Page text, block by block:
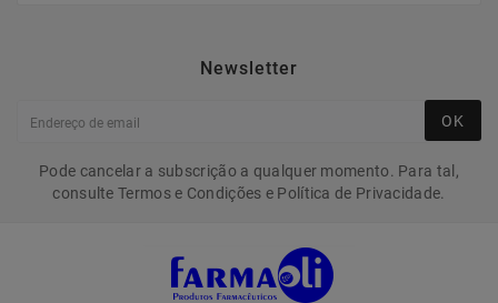
Newsletter
OK
Pode cancelar a subscrição a qualquer momento. Para tal,
consulte Termos e Condições e Política de Privacidade.